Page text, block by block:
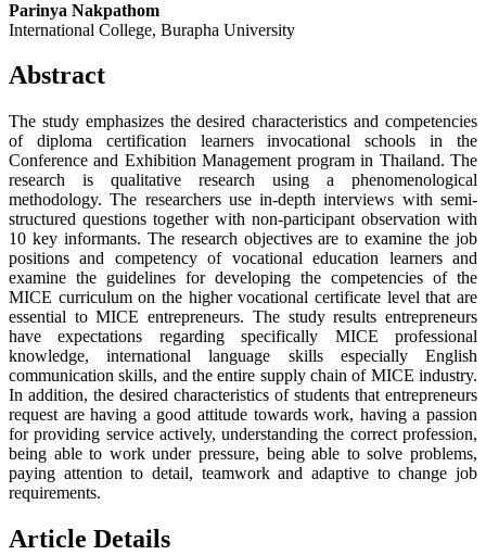
Parinya Nakpathom
International College, Burapha University
Abstract
The study emphasizes the desired characteristics and competencies
of diploma certification learners invocational schools in the
Conference and Exhibition Management program in Thailand. The
research is qualitative research using a phenomenological
methodology. The researchers use in-depth interviews with semi-
structured questions together with non-participant observation with
10 key informants. The research objectives are to examine the job
positions and competency of vocational education learners and
examine the guidelines for developing the competencies of the
MICE curriculum on the higher vocational certificate level that are
essential to MICE entrepreneurs. The study results entrepreneurs
have expectations regarding specifically MICE professional
knowledge, international language skills especially English
communication skills, and the entire supply chain of MICE industry.
In addition, the desired characteristics of students that entrepreneurs
request are having a good attitude towards work, having a passion
for providing service actively, understanding the correct profession,
being able to work under pressure, being able to solve problems,
paying attention to detail, teamwork and adaptive to change job
requirements.
Article Details